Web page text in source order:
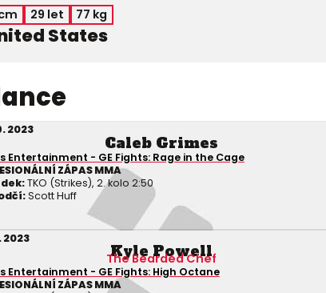
29 let 77 kg
States
2023
Caleb Grimes
Entertainment - GE Fights: Rage in the Cage
ZÁPAS MMA
TKO (Strikes), 2. kolo 2:50
Scott Huff
2023
Kyle Powell
The Bearded Chef
Entertainment - GE Fights: High Octane
ZÁPAS MMA